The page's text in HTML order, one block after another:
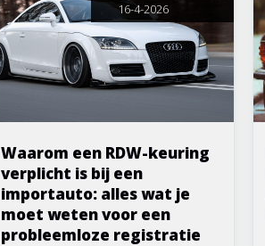
16-4-2026
Waarom een RDW-keuring
verplicht is bij een
importauto: alles wat je
moet weten voor een
probleemloze registratie